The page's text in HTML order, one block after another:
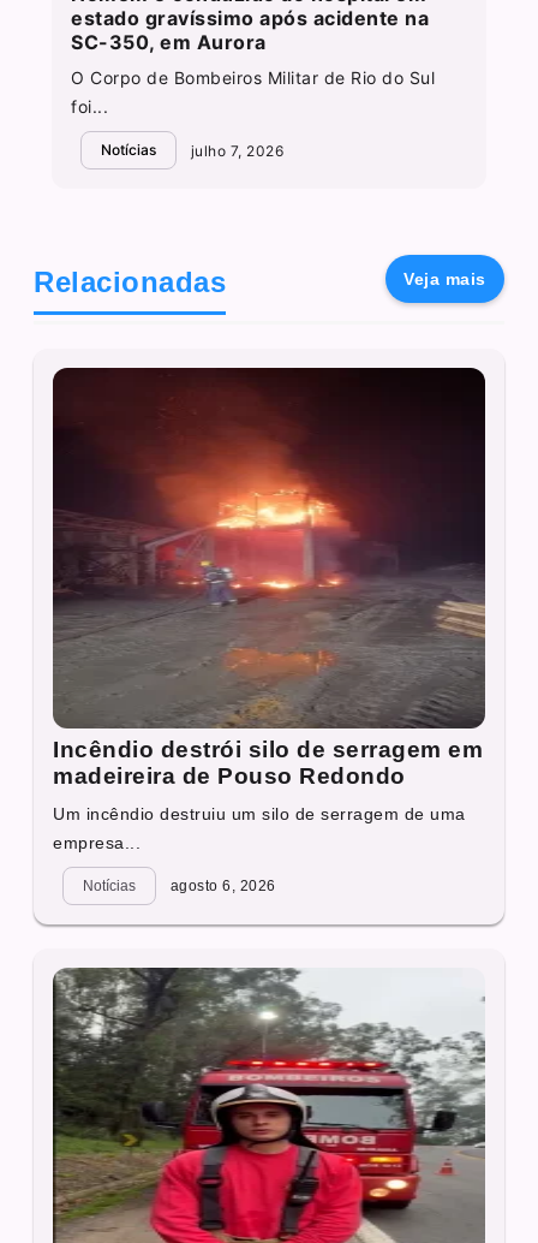
estado gravíssimo após acidente na
SC-350, em Aurora
O Corpo de Bombeiros Militar de Rio do Sul
foi...
Notícias julho 7, 2026
Relacionadas Veja mais
Incêndio destrói silo de serragem em
madeireira de Pouso Redondo
Um incêndio destruiu um silo de serragem de uma
empresa...
Notícias agosto 6, 2026